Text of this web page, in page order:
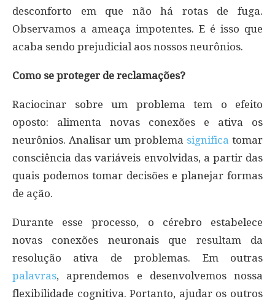
desconforto em que não há rotas de fuga.
Observamos a ameaça impotentes. E é isso que
acaba sendo prejudicial aos nossos neurônios.
Como se proteger de reclamações?
Raciocinar sobre um problema tem o efeito
oposto: alimenta novas conexões e ativa os
neurônios. Analisar um problema significa tomar
consciência das variáveis envolvidas, a partir das
quais podemos tomar decisões e planejar formas
de ação.
Durante esse processo, o cérebro estabelece
novas conexões neuronais que resultam da
resolução ativa de problemas. Em outras
palavras, aprendemos e desenvolvemos nossa
flexibilidade cognitiva. Portanto, ajudar os outros